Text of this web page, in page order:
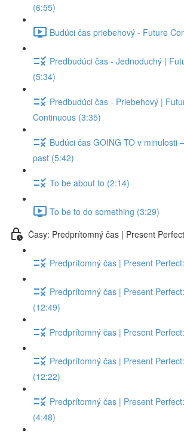
(6:55)
Budúci čas priebehový - Future
Predbudúci čas - Jednoduchý |
(5:34)
Predbudúci čas - Priebehový |
Continuous (3:35)
Budúci čas GOING TO v minulosti
past (5:42)
To be about to (2:14)
To be to do something (3:29)
Časy: Predprítomný čas | Present Perfect
Predprítomný čas | Present
Predprítomný čas | Present
(12:49)
Predprítomný čas | Present
Predprítomný čas | Present
(12:22)
Predprítomný čas | Present
(4:48)